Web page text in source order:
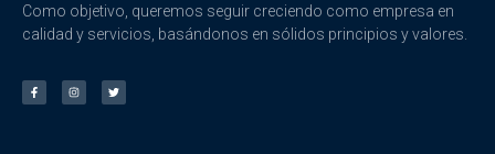
Como objetivo, queremos seguir creciendo como empresa en
calidad y servicios, basándonos en sólidos principios y valores.